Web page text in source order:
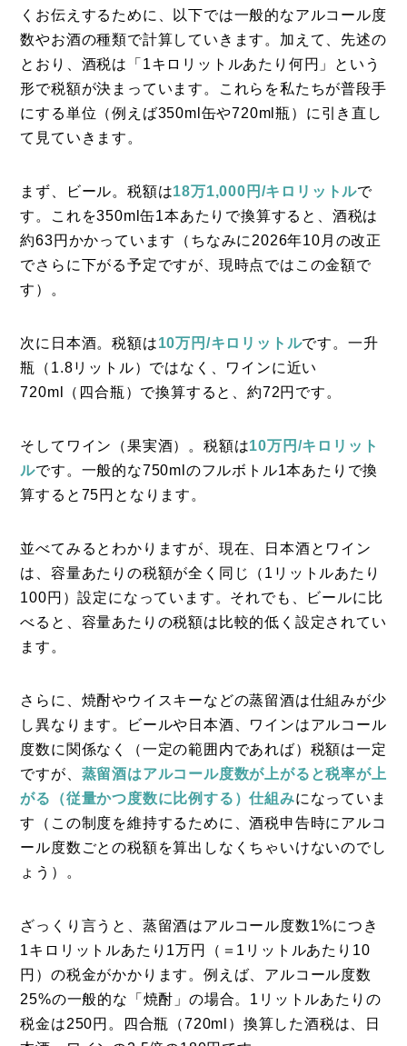
くお伝えするために、以下では一般的なアルコール度
数やお酒の種類で計算していきます。加えて、先述の
とおり、酒税は「1キロリットルあたり何円」という
形で税額が決まっています。これらを私たちが普段手
にする単位（例えば350ml缶や720ml瓶）に引き直し
て見ていきます。
まず、ビール。税額は18万1,000円/キロリットルで
す。これを350ml缶1本あたりで換算すると、酒税は
約63円かかっています（ちなみに2026年10月の改正
でさらに下がる予定ですが、現時点ではこの金額で
す）。
次に日本酒。税額は10万円/キロリットルです。一升
瓶（1.8リットル）ではなく、ワインに近い
720ml（四合瓶）で換算すると、約72円です。
そしてワイン（果実酒）。税額は10万円/キロリット
ルです。一般的な750mlのフルボトル1本あたりで換
算すると75円となります。
並べてみるとわかりますが、現在、日本酒とワイン
は、容量あたりの税額が全く同じ（1リットルあたり
100円）設定になっています。それでも、ビールに比
べると、容量あたりの税額は比較的低く設定されてい
ます。
さらに、焼酎やウイスキーなどの蒸留酒は仕組みが少
し異なります。ビールや日本酒、ワインはアルコール
度数に関係なく（一定の範囲内であれば）税額は一定
ですが、 蒸留酒はアルコール度数が上がると税率が上
がる（従量かつ度数に比例する）仕組みになっていま
す（この制度を維持するために、酒税申告時にアルコ
ール度数ごとの税額を算出しなくちゃいけないのでし
ょう）。
ざっくり言うと、蒸留酒はアルコール度数1%につき
1キロリットルあたり1万円（＝1リットルあたり10
円）の税金がかかります。例えば、アルコール度数
25%の一般的な「焼酎」の場合。1リットルあたりの
税金は250円。四合瓶（720ml）換算した酒税は、日